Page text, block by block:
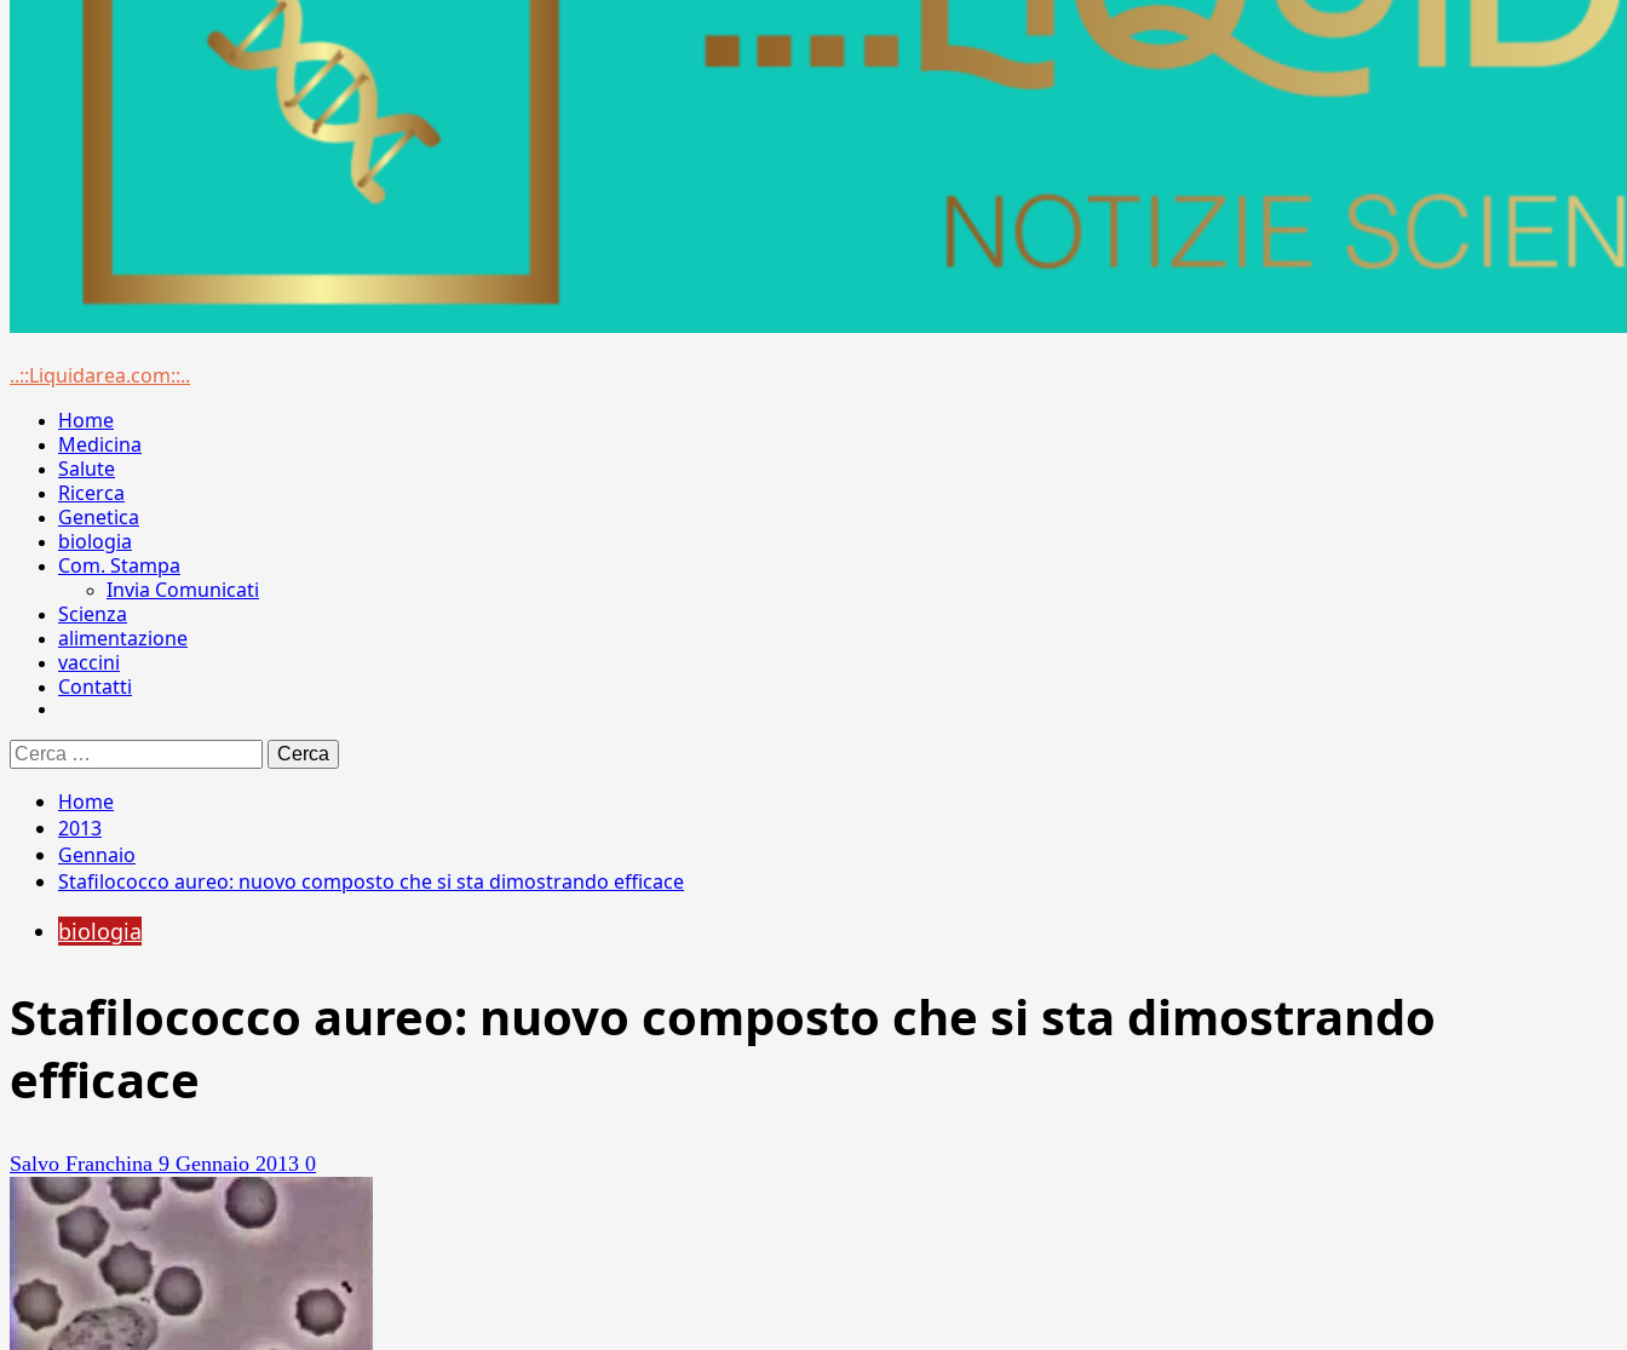
Menu
..::Liquidarea.com::..
Home
Medicina
Salute
Ricerca
Genetica
biologia
Com. Stampa
Invia Comunicati
Scienza
alimentazione
vaccini
Contatti
Ricerca
per:
Home
2013
Gennaio
Stafilococco aureo: nuovo composto che si sta dimostrando efficace
biologia
Stafilococco aureo: nuovo composto che si sta dimostrando
efficace
Salvo Franchina 9 Gennaio 2013 0